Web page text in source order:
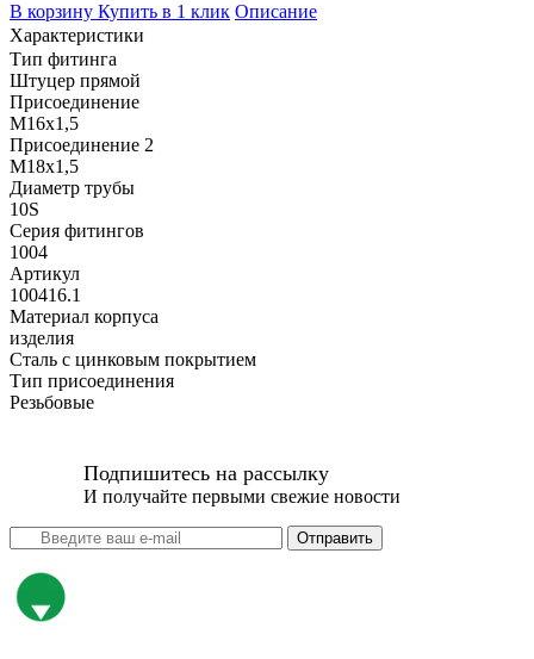
В корзину Купить в 1 клик Описание
Характеристики
Тип фитинга
Штуцер прямой
Присоединение
M16x1,5
Присоединение 2
M18x1,5
Диаметр трубы
10S
Серия фитингов
1004
Артикул
100416.1
Материал корпуса
изделия
Сталь с цинковым покрытием
Тип присоединения
Резьбовые
Подпишитесь на рассылку
И получайте первыми свежие новости
Отправить